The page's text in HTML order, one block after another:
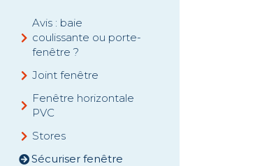
Avis : baie
coulissante ou porte-
fenêtre ?
Joint fenêtre
Fenêtre horizontale
PVC
Stores
Sécuriser fenêtre